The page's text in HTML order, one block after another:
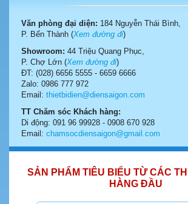
Văn phòng đại diện: 184 Nguyễn Thái Bình,
P. Bến Thành (Xem đường đi)
Showroom: 44 Triệu Quang Phục,
P. Chợ Lớn (Xem đường đi)
ĐT: (028) 6656 5555 - 6659 6666
Zalo: 0986 777 972
Email: thietbidien@diensaigon.com
TT Chăm sóc Khách hàng:
Di động: 091 96 99928 - 0908 670 928
Email: chamsocdiensaigon@gmail.com
SẢN PHẨM TIÊU BIỂU TỪ CÁC
HÀNG ĐẦU